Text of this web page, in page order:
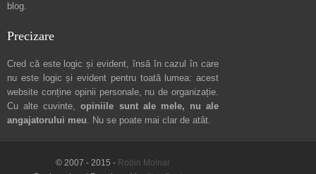
blog.
Precizare
Cred că este logic și evident, însă în cazul în care
nu este logic și evident pentru toată lumea: acest
website conține opinii personale, nu de organizație.
Cu alte cuvinte,opiniile sunt ale mele, nu ale
angajatorului meu. Nu se poate mai clar de atât.
© 2007 - 2015 - Robin Molnar